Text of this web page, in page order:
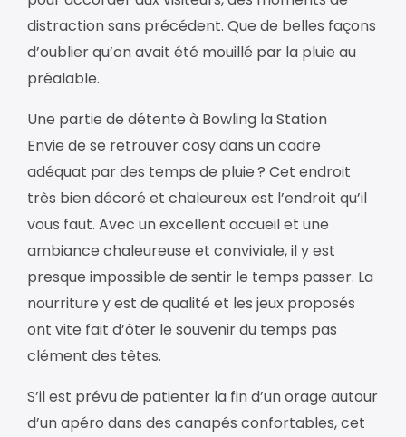
distraction sans précédent. Que de belles façons
d’oublier qu’on avait été mouillé par la pluie au
préalable.
Une partie de détente à Bowling la Station
Envie de se retrouver cosy dans un cadre
adéquat par des temps de pluie ? Cet endroit
très bien décoré et chaleureux est l’endroit qu’il
vous faut. Avec un excellent accueil et une
ambiance chaleureuse et conviviale, il y est
presque impossible de sentir le temps passer. La
nourriture y est de qualité et les jeux proposés
ont vite fait d’ôter le souvenir du temps pas
clément des têtes.
S’il est prévu de patienter la fin d’un orage autour
d’un apéro dans des canapés confortables, cet